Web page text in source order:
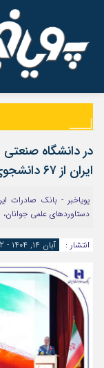
اینستاگرام
سروش
آپارات
نام کاربری یا نشانی ایمیل
رمز عبور
مرا به خاطر بسپار
در دانشگاه صنعتی
ایران از ۶۷ دانشجوی نخبه المپیادی کشور
پویاخبر - بانک صادرات
دستاوردهای علمی جوانان، از ۶۷ دانشجوی برگزیده المپیادهای علمی کشور
انتشار : آبان ۱۴, ۱۴۰۴ - 17:12